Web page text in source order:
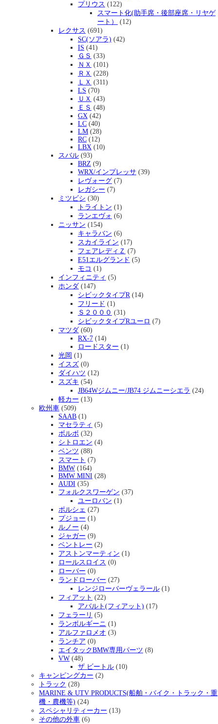
プリウス (122)
スマート化(助手席・後部座席・リヤゲ
ート）
(12)
レクサス (691)
SC(ソアラ) (42)
IS (41)
ＧＳ (33)
ＮＸ (101)
ＲＸ (228)
ＬＸ (311)
LS (70)
ＵＸ (43)
ＥＳ (48)
GX (42)
LC (40)
LM (28)
RC (12)
LBX (10)
スバル (93)
BRZ (9)
WRX/インプレッサ (39)
レヴォーグ (7)
レガシー (7)
ミツビシ (30)
トライトン (1)
ランエヴォ (6)
ニッサン (154)
キャラバン (6)
スカイライン (17)
フェアレディＺ (7)
E51エルグランド (5)
モコ (1)
インフィニティ (5)
ホンダ (147)
シビックタイプR(14)
フリード (1)
Ｓ２０００ (31)
シビックタイプRユーロ (7)
マツダ (60)
RX-7 (14)
ロードスター (1)
光岡 (1)
イスズ (0)
ダイハツ (12)
スズキ (54)
JB64Wジムニー/JB74 ジムニーシエラ (24)
軽カー (13)
欧州車 (509)
SAAB (1)
マセラティ (5)
ボルボ (32)
シトロエン (4)
ベンツ (88)
スマート (7)
BMW (164)
BMW MINI (28)
AUDI (35)
フォルクスワーゲン (37)
ユーロバン (1)
ポルシェ (27)
プジョー (1)
ルノー (4)
ジャガー (9)
ベントレー (2)
アストンマーティン (1)
ロールスロイス (0)
ローバー (0)
ランドローバー (27)
レンジローバーヴェラール (1)
フィアット (22)
アバルト(フィアット) (17)
フェラーリ (5)
ランボルギーニ (1)
アルファロメオ (3)
ランチア (0)
エイタックBMW専用パーツ (8)
VW (48)
ザ ビートル (10)
キャンピングカー (2)
トラック (28)
MARINE & UTV PRODUCTS(船舶・バイク・トラック・重
機・農機等) (24)
スペシャリティーカー (13)
その他の外車 (6)